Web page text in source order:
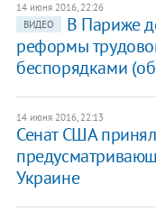
14 июня 2016, 22:26
ВИДЕО
В Париже
реформы
беспорядками
14 июня 2016, 22:13
Сенат США
Украине